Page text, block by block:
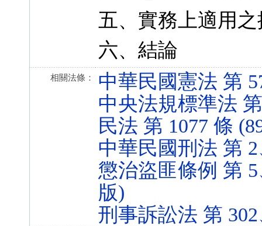
五、實務上適用
六、結論
相關法條：
中華民國憲法 第
中央法規標準法
民法 第 1077 條
中華民國刑法 第 2
懲治盜匪條例 第 5
版)
刑事訴訟法 第 302